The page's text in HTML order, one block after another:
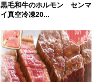
黒毛和牛のホルモン センマ
イ真空冷凍20...